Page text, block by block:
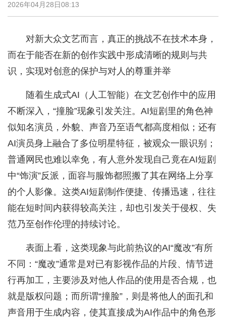
2026年04月28日08:13
对新大众文艺而言，真正的挑战不在技术本身，
而在于能否在新的创作实践中形成清晰的规则与共
识，实现对创意的保护与对人的尊重并举
随着生成式AI（人工智能）在文艺创作中的应用
不断深入，“撞脸”现象引发关注。AI短剧里的角色神
似知名演员，外貌、声音乃至语气都高度相似；还有
AI演员身上融合了多位明星特征，被观众一眼识别；
普通网民也难以幸免，有人意外发现自己竟在AI短剧
中“饰演”反派，面容与服饰都照搬了其在网络上分享
的个人影像。这类AI短剧制作便捷、传播迅速，往往
能在短时间内获得较高关注，却也引发关于侵权、失
范乃至创作伦理的持续讨论。
表面上看，这类现象与此前热议的AI“魔改”有所
不同：“魔改”通常是对已有影视作品的片段、情节进
行再加工，主要涉及对他人作品的使用是否合规，也
就是版权问题；而所谓“撞脸”，则是将他人的面孔和
声音用于生成内容，使其直接成为AI作品中的角色形